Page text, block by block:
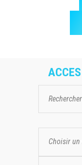
Choisir un